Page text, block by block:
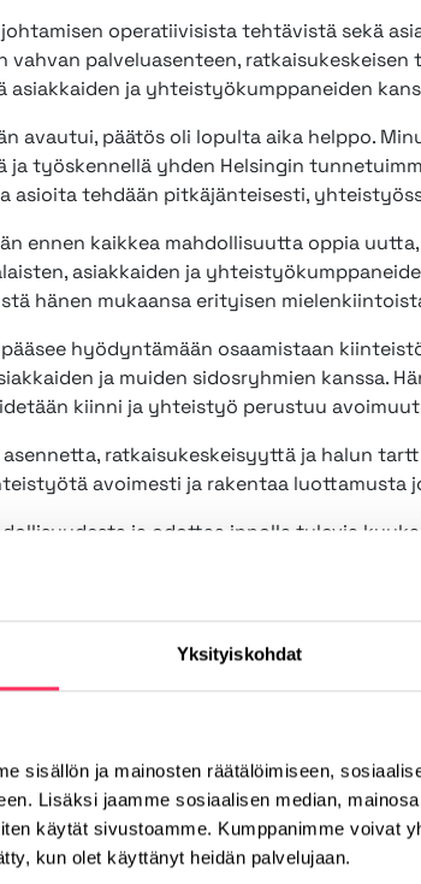
Yksityiskohdat
sisällön ja mainosten räätälöimiseen,
Lisäksi jaamme sosiaalisen median,
käytät sivustoamme. Kumppanimme voivat
kun olet käyttänyt heidän palvelujaan.
operatiivisista tehtävistä sekä
vahvan palveluasenteen,
ja yhteistyökumppaneiden
avautui, päätös oli lopulta aika helppo.
ja työskennellä yhden Helsingin
asioita tehdään pitkäjänteisesti,
ennen kaikkea mahdollisuutta oppia
asiakkaiden ja
hänen mukaansa erityisen
hyödyntämään osaamistaan
ja muiden sidosryhmien kanssa.
kiinni ja yhteistyö perustuu
ratkaisukeskeisyyttä ja halun
avoimesti ja rakentaa luottamusta
ja odottaa innolla tulevia
asiantuntijoiden kanssa.
tästä on hienoa jatkaa eteenpäin!”
osaksi Josconin asiantuntevaa ja
Twitter Sähköposti